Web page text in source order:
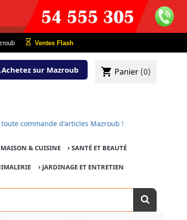
Ventes Flash
Achetez sur Mazroub shopping_cart Panier (0)
toute commande d'articles Mazroub !
MAISON & CUISINE › SANTÉ ET BEAUTÉ
› JARDINAGE ET ENTRETIEN